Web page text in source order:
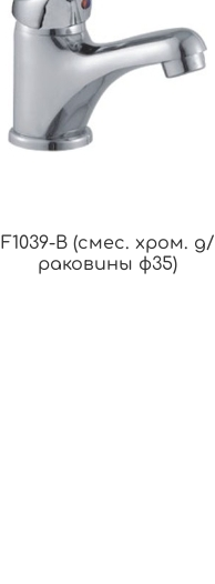
F1039-B (смес. хром. д/
раковины ф35)